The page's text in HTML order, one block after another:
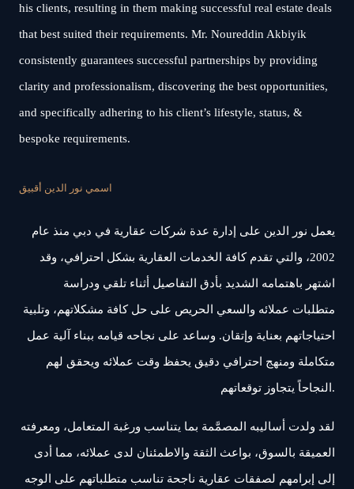
his clients, resulting in them making successful real estate deals
that best suited their requirements. Mr. Noureddin Akbiyik
consistently guarantees successful partnerships by providing
clarity and professionalism, discovering the best opportunities,
and specifically adhering to his client’s lifestyle, status, &
bespoke requirements.
اسمي نور الدين أقبيق
يعمل نور الدين على إدارة عدة شركات عقارية في دبي منذ عام
2002، والتي تقدم كافة الخدمات العقارية بشكل احترافي، وقد
اشتهر باهتمامه الشديد بأدق التفاصيل أثناء تلقي ودراسة
متطلبات عملائه والسعي الحريص على حل كافة مشكلاتهم، وتلبية
احتياجاتهم بعناية وإتقان. وساعد على نجاحه قيامه ببناء آلية عمل
متكاملة ومنهج احترافي دقيق يحفظ وقت عملائه ويحقق لهم
النجاحاً يتجاوز توقعاتهم.
لقد ولدت أساليبه المصمَّمة بما يتناسب ورغبة المتعامل، ومعرفته
العميقة بالسوق، بواعث الثقة والاطمئنان لدى عملائه، مما أدى
إلى إبرامهم لصفقات عقارية ناجحة تناسب متطلباتهم على الوجه